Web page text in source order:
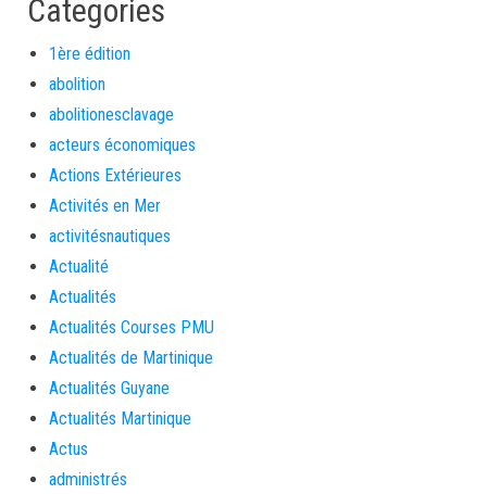
Categories
1ère édition
abolition
abolitionesclavage
acteurs économiques
Actions Extérieures
Activités en Mer
activitésnautiques
Actualité
Actualités
Actualités Courses PMU
Actualités de Martinique
Actualités Guyane
Actualités Martinique
Actus
administrés